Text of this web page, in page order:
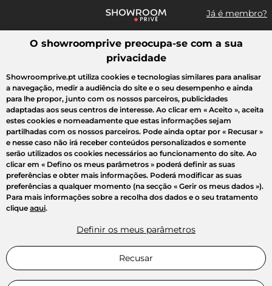
Já é membro?
Pesquisar uma marca, um artigo, uma venda...
Todas as vendas Moda Desporto Casa Criança Beleza
O showroomprive preocupa-se com a sua
privacidade
Showroomprive.pt utiliza cookies e tecnologias similares para analisar
a navegação, medir a audiência do site e o seu desempenho e ainda
para lhe propor, junto com os nossos parceiros, publicidades
adaptadas aos seus centros de interesse. Ao clicar em « Aceito », aceita
estes cookies e nomeadamente que estas informações sejam
partilhadas com os nossos parceiros. Pode ainda optar por « Recusar »
e nesse caso não irá receber conteúdos personalizados e somente
serão utilizados os cookies necessários ao funcionamento do site. Ao
clicar em « Defino os meus parâmetros » poderá definir as suas
preferências e obter mais informações. Poderá modificar as suas
preferências a qualquer momento (na secção « Gerir os meus dados »).
Para mais informações sobre a recolha dos dados e o seu tratamento
clique aqui.
Definir os meus parâmetros
Recusar